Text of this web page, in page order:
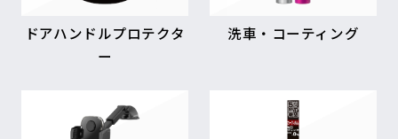
ドアハンドルプロテクタ
ー
洗車・コーティング